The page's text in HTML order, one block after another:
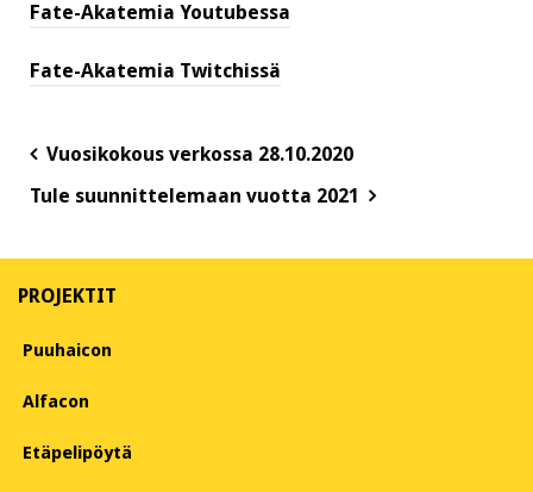
Fate-Akatemia Youtubessa
Fate-Akatemia Twitchissä
Post
navigation
Vuosikokous verkossa 28.10.2020
Tule suunnittelemaan vuotta 2021
PROJEKTIT
Puuhaicon
Alfacon
Etäpelipöytä